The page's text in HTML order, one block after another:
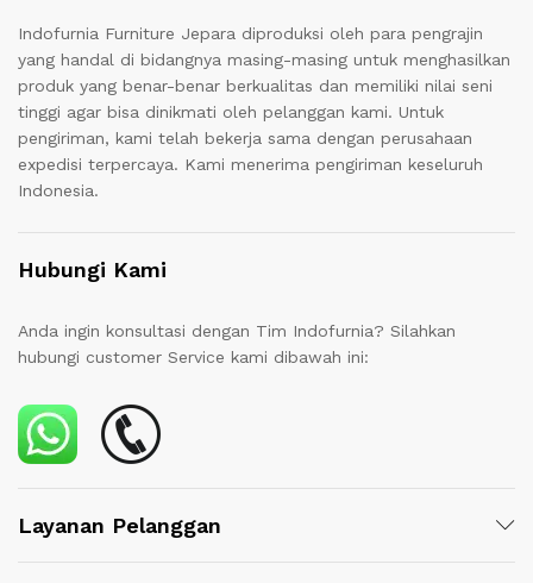
Indofurnia Furniture Jepara diproduksi oleh para pengrajin
yang handal di bidangnya masing-masing untuk menghasilkan
produk yang benar-benar berkualitas dan memiliki nilai seni
tinggi agar bisa dinikmati oleh pelanggan kami. Untuk
pengiriman, kami telah bekerja sama dengan perusahaan
expedisi terpercaya. Kami menerima pengiriman keseluruh
Indonesia.
Hubungi Kami
Anda ingin konsultasi dengan Tim Indofurnia? Silahkan
hubungi customer Service kami dibawah ini:
Layanan Pelanggan